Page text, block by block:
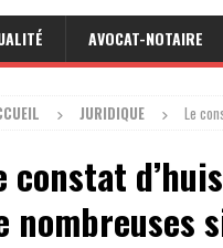
AVOCAT-NOTAIRE
JURIDIQUE Le
constat
nombreuses